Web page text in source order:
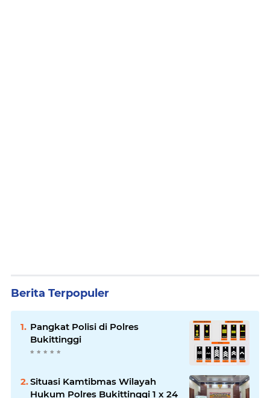
Berita Terpopuler
Pangkat Polisi di Polres
Bukittinggi
Situasi Kamtibmas Wilayah
Hukum Polres Bukittinggi 1 x 24